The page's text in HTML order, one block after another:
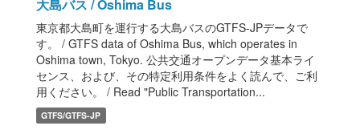
大島バス / Oshima Bus
東京都大島町を運行する大島バスのGTFS-JPデータで
す。 / GTFS data of Oshima Bus, which operates in
Oshima town, Tokyo. 公共交通オープンデータ基本ライ
センス、および、その特定利用条件をよく読んで、ご利
用ください。 / Read "Public Transportation...
GTFS/GTFS-JP